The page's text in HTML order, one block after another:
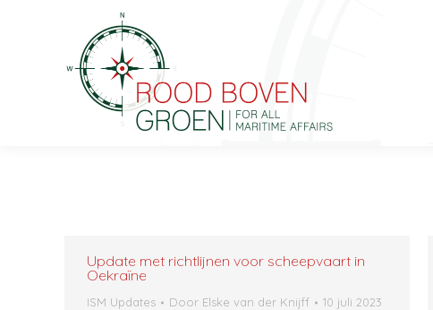
Update met richtlijnen voor scheepvaart in
Oekraïne
ISM Updates Door Elske van der Knijff 10 juli 2023